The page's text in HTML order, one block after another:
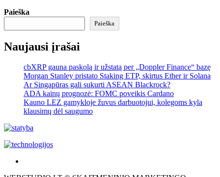
Paieška
Paieška
Naujausi įrašai
cbXRP gauna paskolą ir užstatą per „Doppler Finance“ bazę
Morgan Stanley pristato Staking ETP, skirtus Ether ir Solana
Ar Singapūras gali sukurti ASEAN Blackrock?
ADA kainų prognozė: FOMC poveikis Cardano
Kauno LEZ gamykloje žuvus darbuotojui, kolegoms kyla
klausimų dėl saugumo